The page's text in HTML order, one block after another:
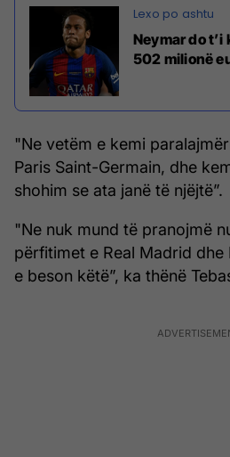
Neymar do
502 milionë
"Ne vetëm e kemi
Paris Saint-Germain, dhe
shohim se ata janë të njëjtë”.
"Ne nuk mund të pranojmë
përfitimet e Real Madrid dhe
e beson këtë”, ka thënë